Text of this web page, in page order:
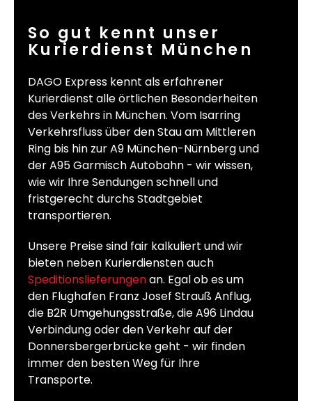
So gut kennt unser
Kurierdienst München
DAGO Express kennt als erfahrener
Kurierdienst alle örtlichen Besonderheiten
des Verkehrs in München. Vom Isarring
Verkehrsfluss über den Stau am Mittleren
Ring bis hin zur A9 München-Nürnberg und
der A95 Garmisch Autobahn - wir wissen,
wie wir Ihre Sendungen schnell und
fristgerecht durchs Stadtgebiet
transportieren.
Unsere Preise sind fair kalkuliert und wir
bieten neben Kurierdiensten auch
Speditionslieferungenan. Egal ob es um
den Flughafen Franz Josef Strauß Anflug,
die B2R Umgehungsstraße, die A96 Lindau
Verbindung oder den Verkehr auf der
Donnersbergerbrücke geht - wir finden
immer den besten Weg für Ihre
Transporte.